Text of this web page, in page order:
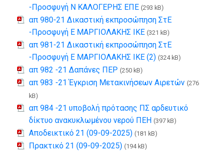
-Προσφυγή Ν ΚΑΛΟΓΕΡΗΣ ΕΠΕ (293 kB)
απ 980-21 Δικαστική εκπροσώπηση ΣτΕ
-Προσφυγή Ε ΜΑΡΓΙΟΛΑΚΗΣ ΙΚΕ (321 kB)
απ 981-21 Δικαστική εκπροσώπηση ΣτΕ
-Προσφυγή Ε ΜΑΡΓΙΟΛΑΚΗΣ ΙΚΕ (2) (324 kB)
απ 982 -21 Δαπάνες ΠΕΡ (250 kB)
απ 983 -21 Έγκριση Μετακινήσεων Αιρετών (276
kB)
απ 984 -21 υποβολή πρότασης ΠΣ αρδευτικό
δίκτυο ανακυκλωμένου νερού ΠΕΗ (397 kB)
Αποδεικτικό 21 (09-09-2025) (181 kB)
Πρακτικό 21 (09-09-2025) (194 kB)